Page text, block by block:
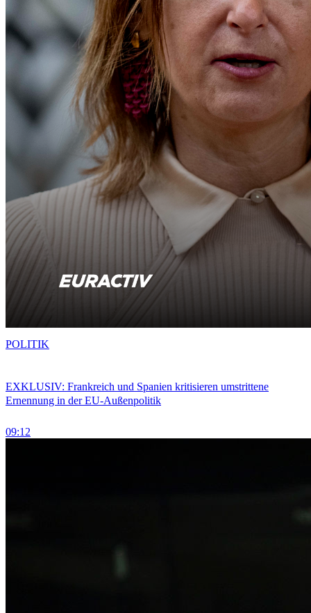
EXKLUSIV: Frankreich und Spanien kritisieren umstrittene
Ernennung in der EU-Außenpolitik
09:12
POLITIK